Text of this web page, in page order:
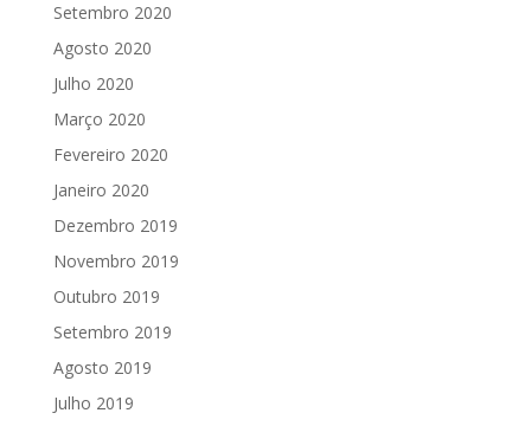
Setembro 2020
Agosto 2020
Julho 2020
Março 2020
Fevereiro 2020
Janeiro 2020
Dezembro 2019
Novembro 2019
Outubro 2019
Setembro 2019
Agosto 2019
Julho 2019